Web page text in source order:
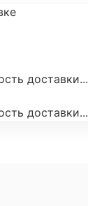
доставки...
доставки...